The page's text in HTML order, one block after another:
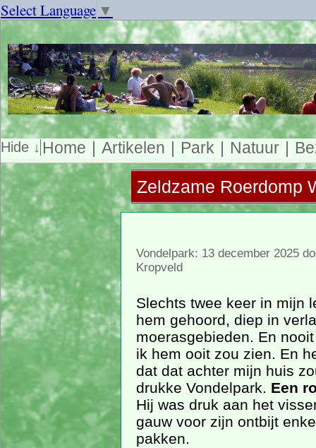
Select Language ▼
Home Artikelen Park Natuur
Zeldzame Roerdomp
Vondelpark: 13 december 2025
Kropveld
Slechts twee keer in mijn
hem gehoord, diep in
moerasgebieden. En
ik hem ooit zou zien. En
dat dat achter mijn huis
drukke Vondelpark. Een
Hij was druk aan het
gauw voor zijn ontbijt
pakken.